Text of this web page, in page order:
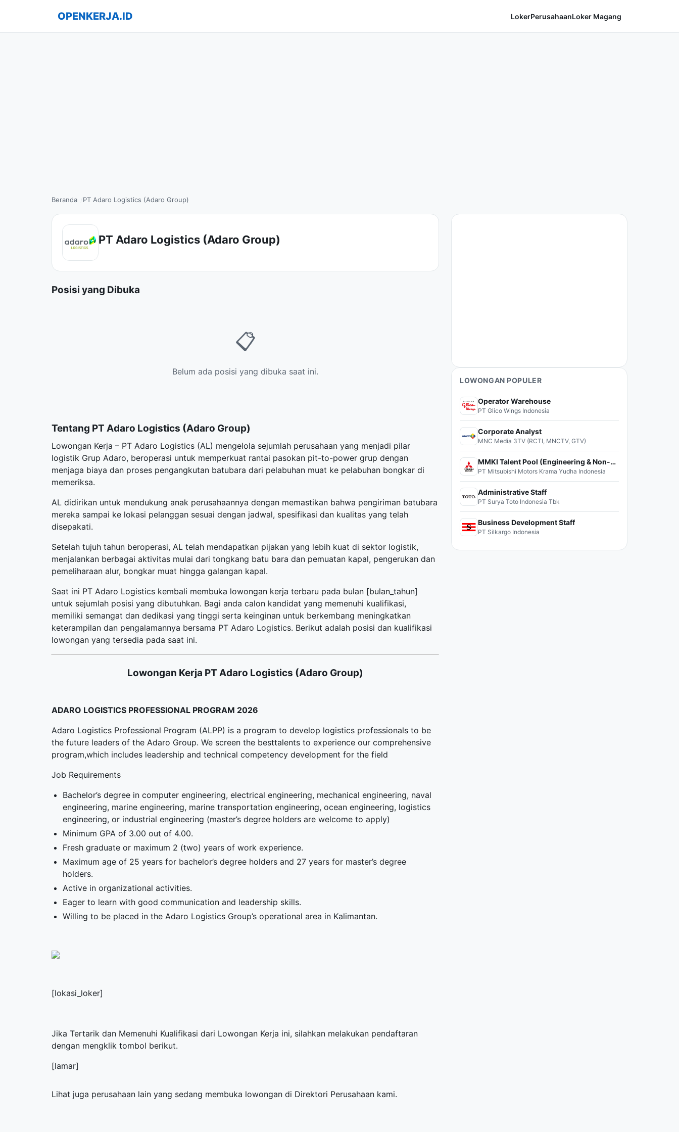
OPENKERJA.ID LokerPerusahaanLoker Magang
Beranda PT Adaro Logistics (Adaro Group)
PT Adaro Logistics (Adaro Group)
Posisi yang Dibuka
📋
Belum ada posisi yang dibuka saat ini.
Tentang PT Adaro Logistics (Adaro Group)
Lowongan Kerja – PT Adaro Logistics (AL) mengelola sejumlah perusahaan yang menjadi pilar
logistik Grup Adaro, beroperasi untuk memperkuat rantai pasokan pit-to-power grup dengan
menjaga biaya dan proses pengangkutan batubara dari pelabuhan muat ke pelabuhan bongkar di
memeriksa.
AL didirikan untuk mendukung anak perusahaannya dengan memastikan bahwa pengiriman batubara
mereka sampai ke lokasi pelanggan sesuai dengan jadwal, spesifikasi dan kualitas yang telah
disepakati.
Setelah tujuh tahun beroperasi, AL telah mendapatkan pijakan yang lebih kuat di sektor logistik,
menjalankan berbagai aktivitas mulai dari tongkang batu bara dan pemuatan kapal, pengerukan dan
pemeliharaan alur, bongkar muat hingga galangan kapal.
Saat ini PT Adaro Logistics kembali membuka lowongan kerja terbaru pada bulan [bulan_tahun]
untuk sejumlah posisi yang dibutuhkan. Bagi anda calon kandidat yang memenuhi kualifikasi,
memiliki semangat dan dedikasi yang tinggi serta keinginan untuk berkembang meningkatkan
keterampilan dan pengalamannya bersama PT Adaro Logistics. Berikut adalah posisi dan kualifikasi
lowongan yang tersedia pada saat ini.
Lowongan Kerja PT Adaro Logistics (Adaro Group)
ADARO LOGISTICS PROFESSIONAL PROGRAM 2026
Adaro Logistics Professional Program (ALPP) is a program to develop logistics professionals to be
the future leaders of the Adaro Group. We screen the besttalents to experience our comprehensive
program,which includes leadership and technical competency development for the field
Job Requirements
Bachelor’s degree in computer engineering, electrical engineering, mechanical engineering, naval
engineering, marine engineering, marine transportation engineering, ocean engineering, logistics
engineering, or industrial engineering (master’s degree holders are welcome to apply)
Minimum GPA of 3.00 out of 4.00.
Fresh graduate or maximum 2 (two) years of work experience.
Maximum age of 25 years for bachelor’s degree holders and 27 years for master’s degree
holders.
Active in organizational activities.
Eager to learn with good communication and leadership skills.
Willing to be placed in the Adaro Logistics Group’s operational area in Kalimantan.
[lokasi_loker]
Jika Tertarik dan Memenuhi Kualifikasi dari Lowongan Kerja ini, silahkan melakukan pendaftaran
dengan mengklik tombol berikut.
[lamar]
Lihat juga perusahaan lain yang sedang membuka lowongan di Direktori Perusahaan kami.
LOWONGAN POPULER
Operator Warehouse
PT Glico Wings Indonesia
Corporate Analyst
MNC Media 3TV (RCTI, MNCTV, GTV)
MMKI Talent Pool (Engineering & Non-Engineering)
PT Mitsubishi Motors Krama Yudha Indonesia
Administrative Staff
PT Surya Toto Indonesia Tbk
Business Development Staff
PT Silkargo Indonesia